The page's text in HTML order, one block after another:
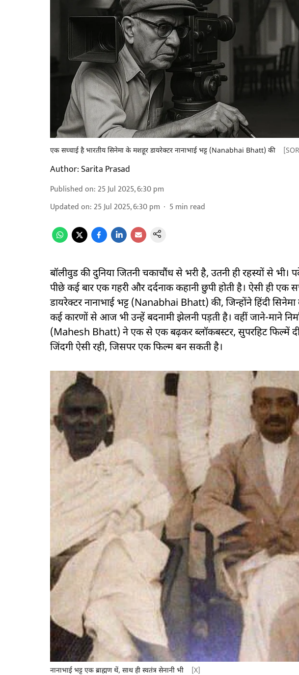
एक सच्चाई है भारतीय सिनेमा के मशहूर डायरेक्टर नानाभाई भट्ट (Nanabhai Bhatt) की
Author:Sarita Prasad
Published on: 25 Jul 2025, 6:30 pm
Updated on: 25 Jul 2025, 6:30 pm 5min read
बॉलीवुड की दुनिया जितनी चकाचौंध से भरी है, उतनी ही रहस्यों से भी।
पीछे कई बार एक गहरी और दर्दनाक कहानी छुपी होती है। ऐसी ही एक
डायरेक्टर नानाभाई भट्ट (Nanabhai Bhatt) की, जिन्होंने हिंदी
कई कारणों से आज भी उन्हें बदनामी झेलनी पड़ती है। वहीं जाने-माने
(Mahesh Bhatt) ने एक से एक बढ़कर ब्लॉकबस्टर, सुपरहिट फिल्में
जिंदगी ऐसी रही, जिसपर एक फिल्म बन सकती है।
नानाभाई भट्ट एक ब्राह्मण थें, साथ ही स्वतंत्र सेनानी भी [X]